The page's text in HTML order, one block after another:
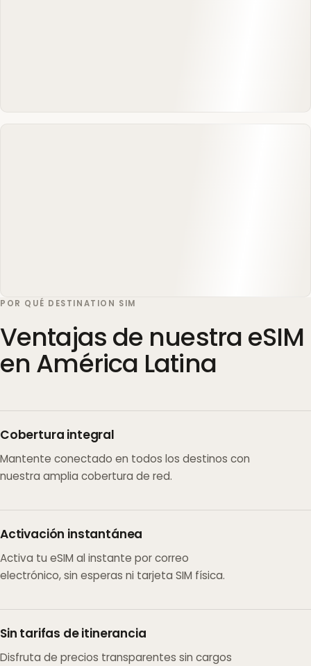
POR QUÉ DESTINATION SIM
Ventajas de nuestra eSIM
en América Latina
Cobertura integral
Mantente conectado en todos los destinos con
nuestra amplia cobertura de red.
Activación instantánea
Activa tu eSIM al instante por correo
electrónico, sin esperas ni tarjeta SIM física.
Sin tarifas de itinerancia
Disfruta de precios transparentes sin cargos